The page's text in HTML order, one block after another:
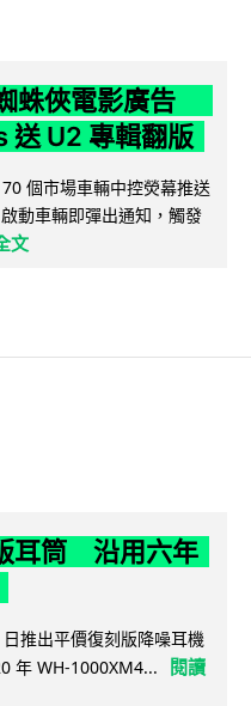
蛛俠電影廣告
送 U2 專輯翻版
個市場車輛中控熒幕推送
動車輛即彈出通知，觸發
文
耳筒 沿用六年
推出平價復刻版降噪耳機
年 WH-1000XM4...
閱讀